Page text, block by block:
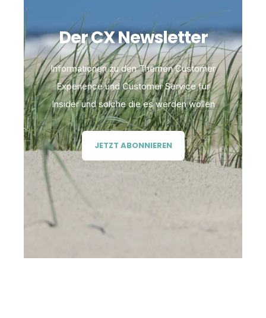
Der CX Newsletter
Informationen zu den Themen Customer
Experience und Customer Service für
Insider und solche die es werden wollen
JETZT ABONNIEREN